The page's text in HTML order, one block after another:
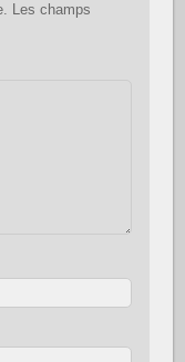
Les champs